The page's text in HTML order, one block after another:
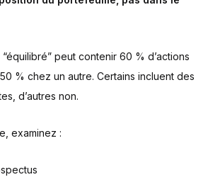
peut contenir 60 % d’actions
% chez un autre. Certains incluent des
d’autres non.
examinez :